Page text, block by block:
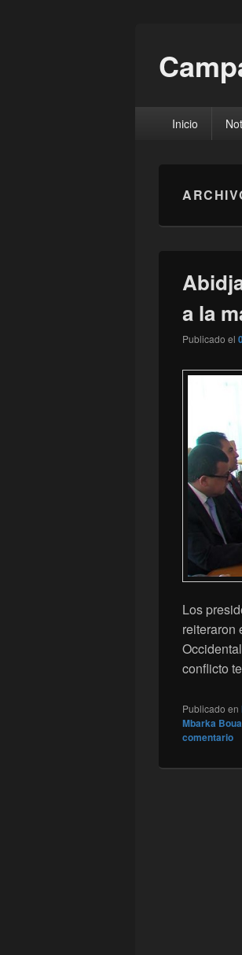
principalInicio
a la
Publicado el
Los
reiteraron
conflicto
Publicado en
Mbarka
comentario